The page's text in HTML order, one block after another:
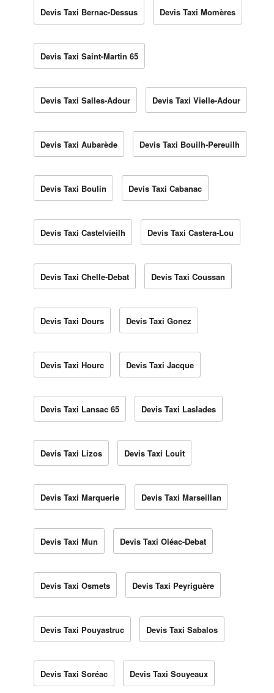
Devis Taxi Bernac-Dessus Devis Taxi Momères
Devis Taxi Saint-Martin 65
Devis Taxi Salles-Adour Devis Taxi Vielle-Adour
Devis Taxi Aubarède Devis Taxi Bouilh-Pereuilh
Devis Taxi Boulin Devis Taxi Cabanac
Devis Taxi Castelvieilh Devis Taxi Castera-Lou
Devis Taxi Chelle-Debat Devis Taxi Coussan
Devis Taxi Dours Devis Taxi Gonez
Devis Taxi Hourc Devis Taxi Jacque
Devis Taxi Lansac 65 Devis Taxi Laslades
Devis Taxi Lizos Devis Taxi Louit
Devis Taxi Marquerie Devis Taxi Marseillan
Devis Taxi Mun Devis Taxi Oléac-Debat
Devis Taxi Osmets Devis Taxi Peyriguère
Devis Taxi Pouyastruc Devis Taxi Sabalos
Devis Taxi Soréac Devis Taxi Souyeaux